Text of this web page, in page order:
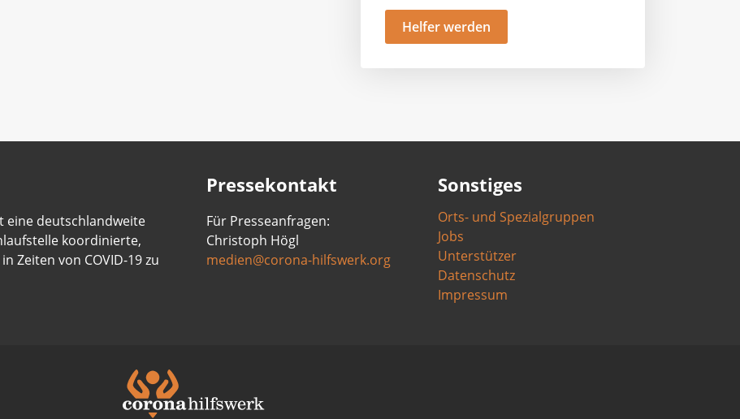
Helfer werden
eine deutschlandweite
koordinierte,
Zeiten von COVID-19 zu
Pressekontakt
Für Presseanfragen:
Christoph Högl
medien@corona-hilfswerk.org
Sonstiges
Orts- und Spezialgruppen
Jobs
Unterstützer
Datenschutz
Impressum